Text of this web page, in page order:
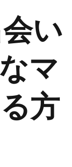
い
マ
方